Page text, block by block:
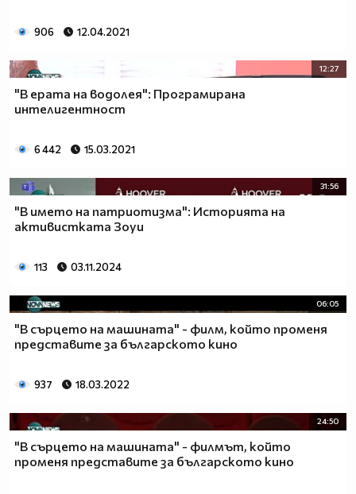
906 12.04.2021
12:27
"В ерата на водолея": Програмирана
интелигентност
6 442 15.03.2021
31:56
"В името на патриотизма": Историята на
активистката Зоуи
113 03.11.2024
06:05
"В сърцето на машината" - филм, който променя
представите за българското кино
937 18.03.2022
24:50
"В сърцето на машината" - филмът, който
променя представите за българското кино